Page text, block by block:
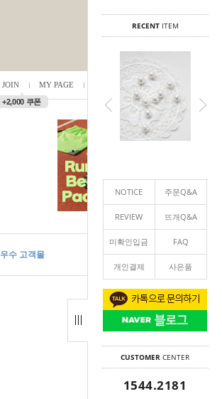
RECENTITEM
NOTICE 주문Q&A
REVIEW 뜨개Q&A
미확인입금 FAQ
개인결제 사은품
CUSTOMER CENTER
1544.2181
JOIN
▲
+2,000 쿠폰
MY PAGE
우수 고객몰